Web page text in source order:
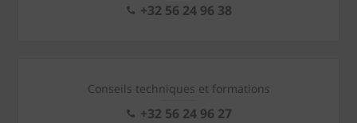
+32 56 24 96 38
Conseils techniques et formations
+32 56 24 96 27